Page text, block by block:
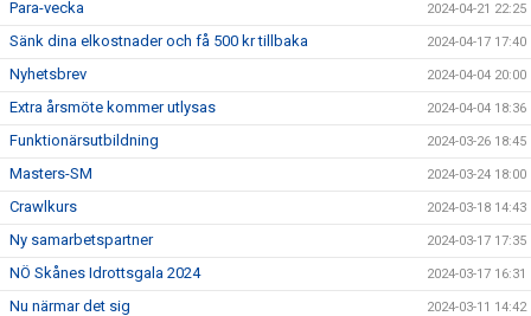
Para-vecka 2024-04-21 22:25
Sänk dina elkostnader och få 500 kr tillbaka 2024-04-17 17:40
Nyhetsbrev 2024-04-04 20:00
Extra årsmöte kommer utlysas 2024-04-04 18:36
Funktionärsutbildning 2024-03-26 18:45
Masters-SM 2024-03-24 18:00
Crawlkurs 2024-03-18 14:43
Ny samarbetspartner 2024-03-17 17:35
NÖ Skånes Idrottsgala 2024 2024-03-17 16:31
Nu närmar det sig 2024-03-11 14:42